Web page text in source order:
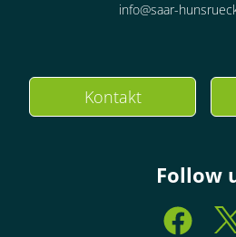
info@saar-
Kontakt
Follow